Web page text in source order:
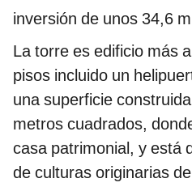
inversión de unos 34,6
La torre es edificio más
pisos incluido un
una superficie
metros cuadrados,
casa patrimonial, y está
de culturas originarias